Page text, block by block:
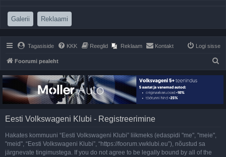
Galerii (Opens a new tab)
Reklaami
Tagasiside KKK Reeglid Reklaam Kontakt Logi sisse
Foorumi pealeht
Eesti Volkswageni Klubi - Registreerimine
Hakates kommuuni “Eesti Volkswageni Klubi” liikmeks (edaspidi "me", "meie",
"meid", “Eesti Volkswageni Klubi”, “https://foorum.vwklubi.eu”), nõustud sa
järgnevate tingimustega. If you do not agree to be legally bound by all of the